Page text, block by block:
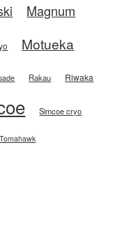
Magnum
Motueka
Rakau Riwaka
Simcoe cryo
Tomahawk